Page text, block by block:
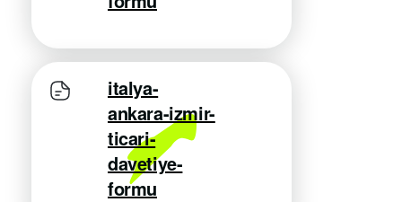
italya-
ankara-izmir-
ticari-
davetiye-
formu